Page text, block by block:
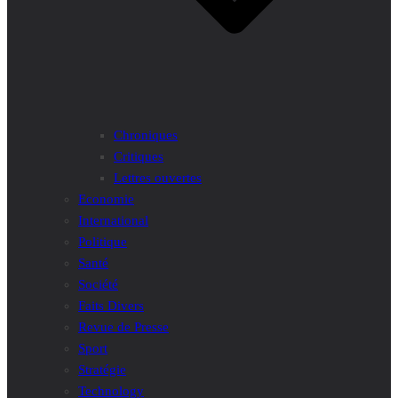
Chroniques
Critiques
Lettres ouvertes
Economie
International
Politique
Santé
Société
Faits Divers
Revue de Presse
Sport
Stratégie
Technology